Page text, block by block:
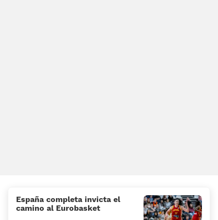
España completa invicta el
camino al Eurobasket